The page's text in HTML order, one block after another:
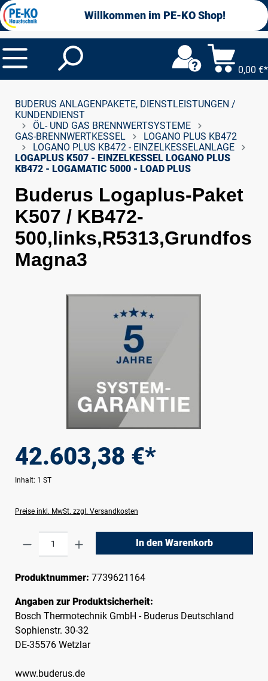
springen Willkommen im PE-KO Shop!
0,00 €*
BUDERUS ANLAGENPAKETE, DIENSTLEISTUNGEN /
KUNDENDIENST
ÖL- UND GAS BRENNWERTSYSTEME
GAS-BRENNWERTKESSEL
LOGANO PLUS KB472
LOGANO PLUS KB472 - EINZELKESSELANLAGE
LOGAPLUS K507 - EINZELKESSEL LOGANO PLUS
KB472 - LOGAMATIC 5000 - LOAD PLUS
Buderus Logaplus-Paket
K507 / KB472-
500,links,R5313,Grundfos
Magna3
42.603,38 €*
Inhalt: 1 ST
Preise inkl. MwSt. zzgl. Versandkosten
Produkt Anzahl: Gib den gewünschten
In den Warenkorb
Produktnummer: 7739621164
Angaben zur Produktsicherheit:
Bosch Thermotechnik GmbH - Buderus Deutschland
Sophienstr. 30-32
DE-35576 Wetzlar
www.buderus.de